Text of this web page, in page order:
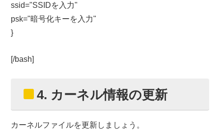
ssid="SSIDを入力"
psk="暗号化キーを入力"
}
[/bash]
4. カーネル情報の更新
カーネルファイルを更新しましょう。